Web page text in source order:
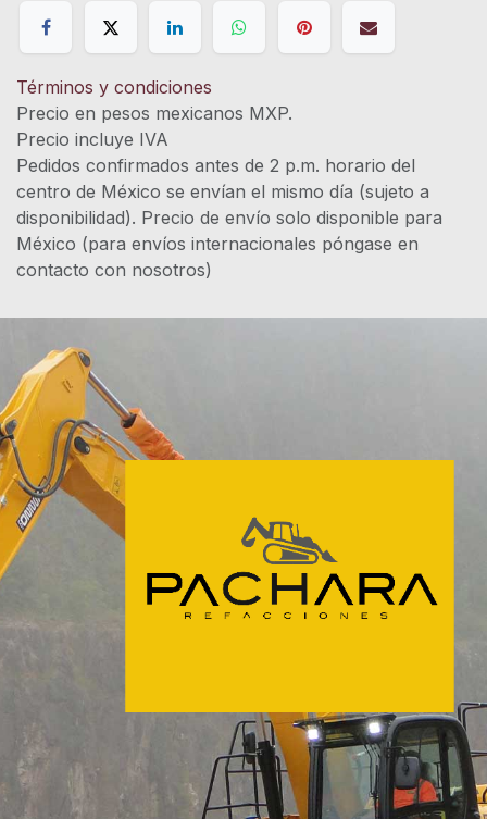
Términos y condiciones
Precio en pesos mexicanos MXP.
Precio incluye IVA
Pedidos confirmados antes de 2 p.m. horario del
centro de México se envían el mismo día (sujeto a
disponibilidad). Precio de envío solo disponible para
México (para envíos internacionales póngase en
contacto con nosotros)